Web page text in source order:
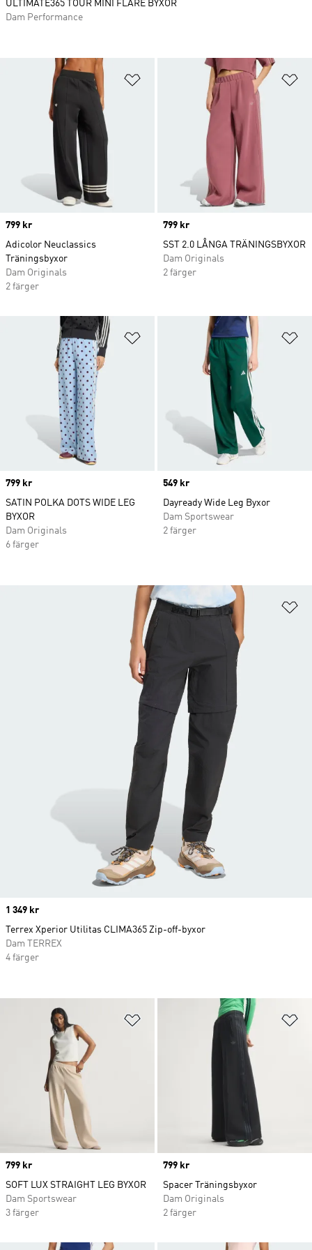
Lägg till på önskelistan
Price
799 kr
Adicolor Neuclassics
Träningsbyxor
Dam Originals
2 färger
Price
799 kr
SST 2.0 LÅNGA TRÄNINGSBYXOR
Dam Originals
2 färger
Lägg till på önskelistan
Price
799 kr
SATIN POLKA DOTS WIDE LEG
BYXOR
Dam Originals
6 färger
Price
549 kr
Dayready Wide Leg Byxor
Dam Sportswear
2 färger
Lägg till på önskelistan
Price
799 kr
SOFT LUX STRAIGHT LEG BYXOR
Dam Sportswear
3 färger
Price
799 kr
Spacer Träningsbyxor
Dam Originals
2 färger
ULTIMATE365 TOUR MINI FLARE BYXOR
Dam Performance
Price
1 349 kr
Terrex Xperior Utilitas CLIMA365 Zip-off-byxor
Dam TERREX
4 färger